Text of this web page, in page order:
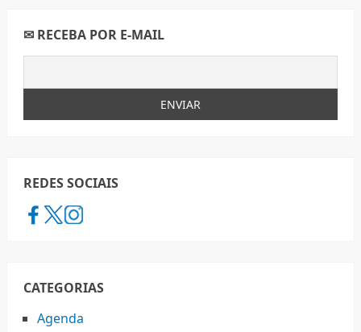
✉ RECEBA POR E-MAIL
REDES SOCIAIS
CATEGORIAS
Agenda